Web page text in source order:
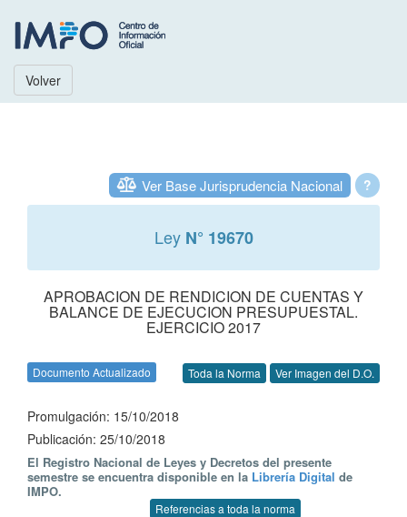
Volver
?
Ver Base Jurisprudencia Nacional
Ley N° 19670
APROBACION DE RENDICION DE CUENTAS Y
BALANCE DE EJECUCION PRESUPUESTAL.
EJERCICIO 2017
Documento Actualizado Toda la Norma Ver Imagen del D.O.
Promulgación: 15/10/2018
Publicación: 25/10/2018
El Registro Nacional de Leyes y Decretos del presente
semestre se encuentra disponible en la Librería Digital de
IMPO.
Referencias a toda la norma